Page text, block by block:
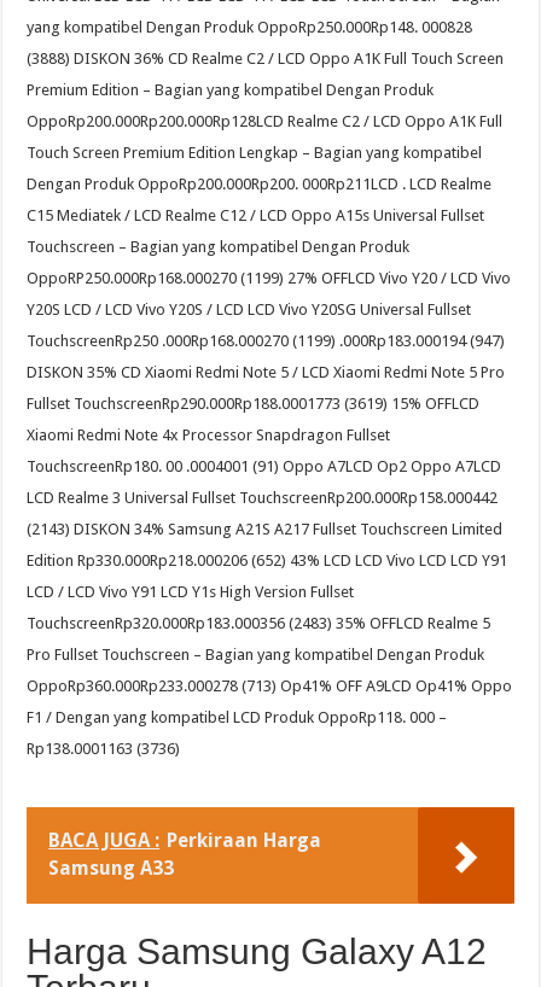
yang kompatibel Dengan Produk OppoRp250.000Rp148. 000828
(3888) DISKON 36% CD Realme C2 / LCD Oppo A1K Full Touch Screen
Premium Edition – Bagian yang kompatibel Dengan Produk
OppoRp200.000Rp200.000Rp128LCD Realme C2 / LCD Oppo A1K Full
Touch Screen Premium Edition Lengkap – Bagian yang kompatibel
Dengan Produk OppoRp200.000Rp200. 000Rp211LCD . LCD Realme
C15 Mediatek / LCD Realme C12 / LCD Oppo A15s Universal Fullset
Touchscreen – Bagian yang kompatibel Dengan Produk
OppoRP250.000Rp168.000270 (1199) 27% OFFLCD Vivo Y20 / LCD Vivo
Y20S LCD / LCD Vivo Y20S / LCD LCD Vivo Y20SG Universal Fullset
TouchscreenRp250 .000Rp168.000270 (1199) .000Rp183.000194 (947)
DISKON 35% CD Xiaomi Redmi Note 5 / LCD Xiaomi Redmi Note 5 Pro
Fullset TouchscreenRp290.000Rp188.0001773 (3619) 15% OFFLCD
Xiaomi Redmi Note 4x Processor Snapdragon Fullset
TouchscreenRp180. 00 .0004001 (91) Oppo A7LCD Op2 Oppo A7LCD
LCD Realme 3 Universal Fullset TouchscreenRp200.000Rp158.000442
(2143) DISKON 34% Samsung A21S A217 Fullset Touchscreen Limited
Edition Rp330.000Rp218.000206 (652) 43% LCD LCD Vivo LCD LCD Y91
LCD / LCD Vivo Y91 LCD Y1s High Version Fullset
TouchscreenRp320.000Rp183.000356 (2483) 35% OFFLCD Realme 5
Pro Fullset Touchscreen – Bagian yang kompatibel Dengan Produk
OppoRp360.000Rp233.000278 (713) Op41% OFF A9LCD Op41% Oppo
F1 / Dengan yang kompatibel LCD Produk OppoRp118. 000 –
Rp138.0001163 (3736)
BACA JUGA : Perkiraan Harga
Samsung A33
Harga Samsung Galaxy A12